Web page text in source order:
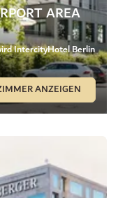
AREA
IntercityHotel Berlin
ANZEIGEN